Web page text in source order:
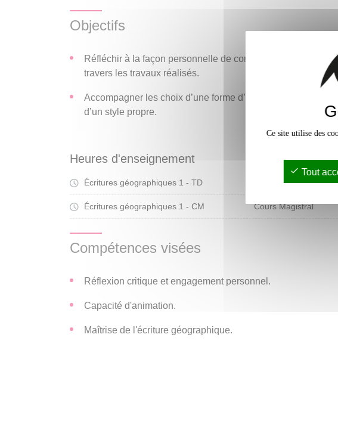
Objectifs
Réfléchir à la façon personnelle de contribuer à l’écriture
travers les travaux réalisés.
Accompagner les choix d’une forme d’écriture et la
d’un style propre.
Heures d'enseignement
Écritures géographiques 1 - TD Travaux Dirigés
Écritures géographiques 1 - CM Cours Magistral
Compétences visées
Réflexion critique et engagement personnel.
Capacité d'animation.
Maîtrise de l'écriture géographique.
Ce site utilise des
Tout